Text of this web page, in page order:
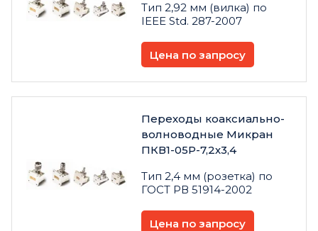
Тип 2,92 мм (вилка) по
IEEE Std. 287-2007
Цена по запросу
Переходы коаксиально-
волноводные Микран
ПКВ1-05Р-7,2х3,4
Тип 2,4 мм (розетка) по
ГОСТ РВ 51914-2002
Цена по запросу